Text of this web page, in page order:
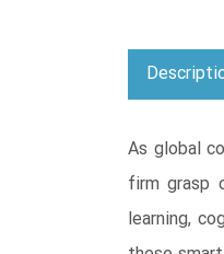
As global
firm grasp
learning,